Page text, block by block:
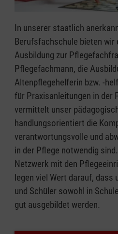
In unserer staatlich
Berufsfachschule bieten wir
Ausbildung zur
Pflegefachmann, die
Altenpflegehelferin bzw. -
für Praxisanleitungen in der
vermittelt unser
handlungsorientiert die
verantwortungsvolle und
in der Pflege notwendig
Netzwerk mit den
legen viel Wert darauf, dass
und Schüler sowohl in
gut ausgebildet werden.